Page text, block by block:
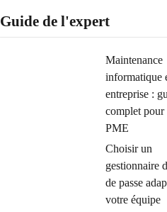
Guide de l'expert
Maintenance
informatique
entreprise :
complet pour
PME
Choisir un
gestionnaire
de passe
votre équipe